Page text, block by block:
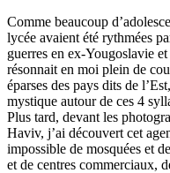
Comme beaucoup
lycée avaient été rythmées
guerres en ex-Yougoslavie
résonnait en moi plein de
éparses des pays dits de
mystique autour de ces 4
Plus tard, devant les
Haviv, j’ai découvert cet
impossible de mosquées et
et de centres commerciaux,